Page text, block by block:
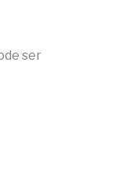
ser